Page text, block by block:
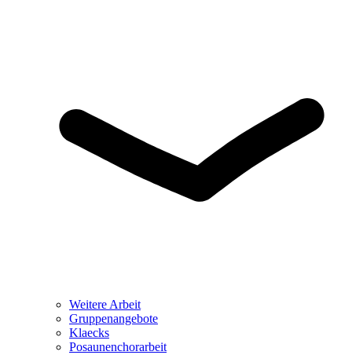
Weitere Arbeit
Gruppenangebote
Klaecks
Posaunenchorarbeit